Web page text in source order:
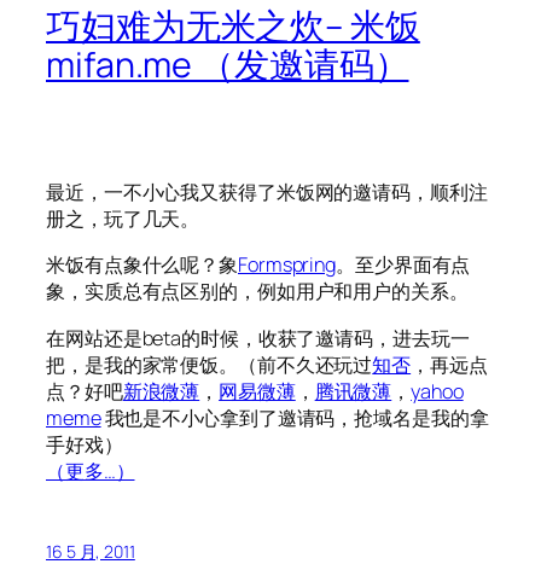
巧妇难为无米之炊– 米饭
mifan.me （发邀请码）
最近，一不小心我又获得了米饭网的邀请码，顺利注
册之，玩了几天。
米饭有点象什么呢？象Formspring。至少界面有点
象，实质总有点区别的，例如用户和用户的关系。
在网站还是beta的时候，收获了邀请码，进去玩一
把，是我的家常便饭。（前不久还玩过知否 ，再远点
点？好吧新浪微薄 ， 网易微薄， 腾讯微薄 ，yahoo
meme我也是不小心拿到了邀请码，抢域名是我的拿
手好戏）
（更多…）
16 5 月, 2011